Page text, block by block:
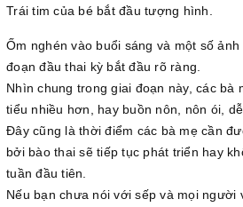
Trái tim của bé bắt đầu tượng hình.
Ốm nghén vào buổi sáng và một số
đoạn đầu thai kỳ bắt đầu rõ ràng.
Nhìn chung trong giai đoạn này, các bà
tiểu nhiều hơn, hay buồn nôn, nôn ói,
Đây cũng là thời điểm các bà mẹ cần
bởi bào thai sẽ tiếp tục phát triển hay
tuần đầu tiên.
Nếu bạn chưa nói với sếp và mọi người